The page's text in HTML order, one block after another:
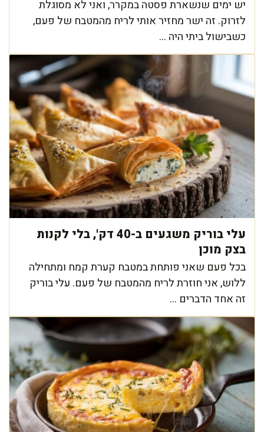
יש ימים שנשארת פסטה במקרר, ואני לא מסוגלת
לזרוק. זה ישר מחזיר אותי לריח מהמטבח של פעם,
כשבישול ביתי היה ...
עלי בוריק משגעים ב-40 דק', בלי לקנות
בצק מוכן
בכל פעם שאני פותחת במטבח קערת קמח ומתחילה
ללוש, אני חוזרת לריח מהמטבח של פעם. עלי בוריק
זה אחד הדברים ...